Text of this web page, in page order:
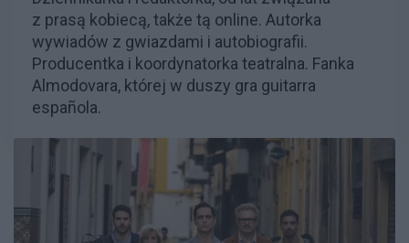
z prasą kobiecą, także tą online. Autorka
wywiadów z gwiazdami i autobiografii.
Producentka i koordynatorka teatralna. Fanka
Almodovara, której w duszy gra guitarra
española.